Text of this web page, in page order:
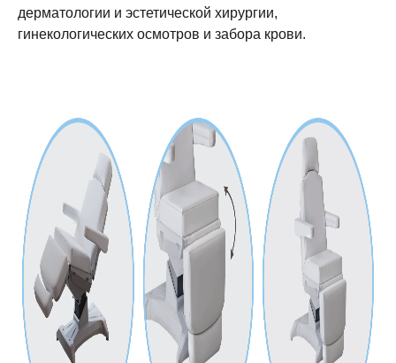
дерматологии и эстетической хирургии,
гинекологических осмотров и забора крови.